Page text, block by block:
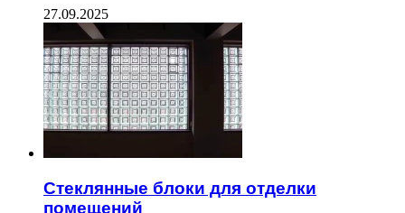
27.09.2025
Стеклянные блоки для отделки
помещений